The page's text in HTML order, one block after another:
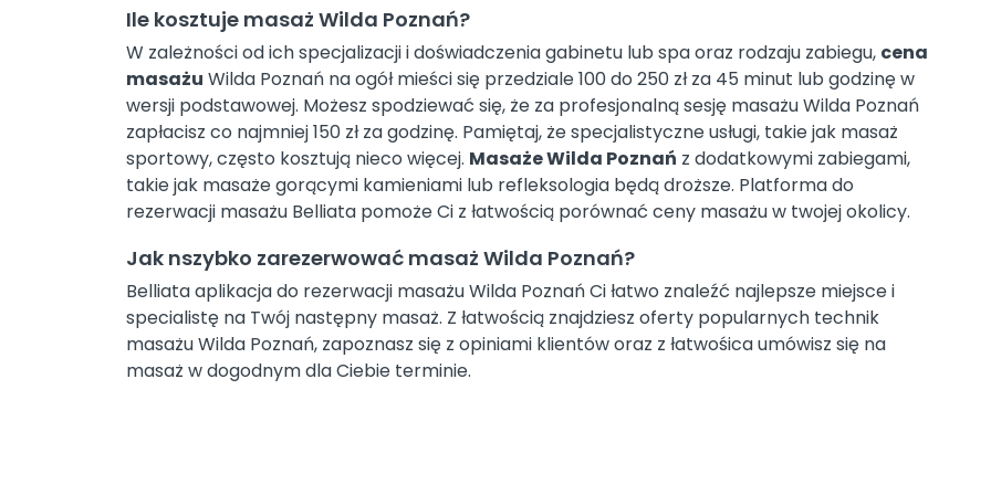
Ile kosztuje masaż Wilda Poznań?
W zależności od ich specjalizacji i doświadczenia gabinetu lub spa oraz rodzaju zabiegu, cena
masażu Wilda Poznań na ogół mieści się przedziale 100 do 250 zł za 45 minut lub godzinę w
wersji podstawowej. Możesz spodziewać się, że za profesjonalną sesję masażu Wilda Poznań
zapłacisz co najmniej 150 zł za godzinę. Pamiętaj, że specjalistyczne usługi, takie jak masaż
sportowy, często kosztują nieco więcej. Masaże Wilda Poznań z dodatkowymi zabiegami,
takie jak masaże gorącymi kamieniami lub refleksologia będą droższe. Platforma do
rezerwacji masażu Belliata pomoże Ci z łatwością porównać ceny masażu w twojej okolicy.
Jak nszybko zarezerwować masaż Wilda Poznań?
Belliata aplikacja do rezerwacji masażu Wilda Poznań Ci łatwo znaleźć najlepsze miejsce i
specialistę na Twój następny masaż. Z łatwością znajdziesz oferty popularnych technik
masażu Wilda Poznań, zapoznasz się z opiniami klientów oraz z łatwośica umówisz się na
masaż w dogodnym dla Ciebie terminie.